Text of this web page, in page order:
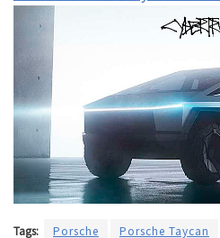
Tags: Porsche Porsche Taycan